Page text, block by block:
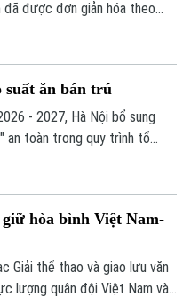
đã được đơn giản hóa theo
giấy mà còn rút ngắn thời gian
mang lại nhiều thuận lợi cho
doanh nghiệp.
suất ăn bán trú
- 2027, Hà Nội bổ sung
an toàn trong quy trình tổ
cấp suất ăn, nhằm tăng
lượng bữa ăn học đường.
hòa bình Việt Nam-
Giải thể thao và giao lưu văn
lượng quân đội Việt Nam và